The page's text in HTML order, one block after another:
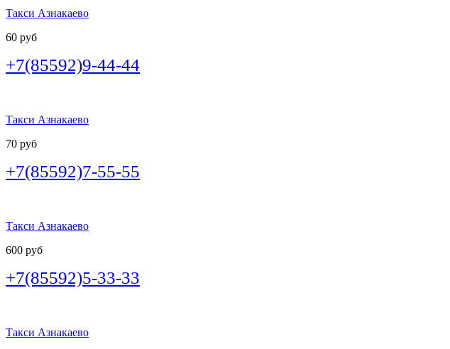
Такси Азнакаево
60 руб
+7(85592)9-44-44
Такси Азнакаево
70 руб
+7(85592)7-55-55
Такси Азнакаево
600 руб
+7(85592)5-33-33
Такси Азнакаево